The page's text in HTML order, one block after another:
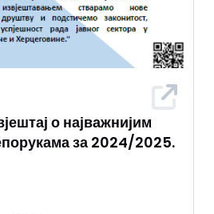
о најважнијим
за 2024/2025.